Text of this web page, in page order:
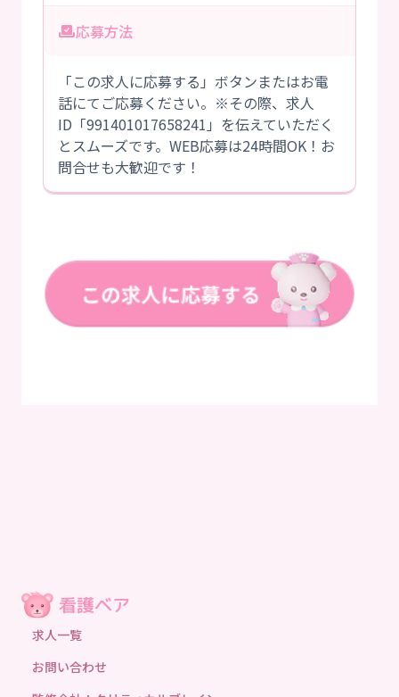
応募方法
「この求人に応募する」ボタンまたはお電
話にてご応募ください。※その際、求人
ID「991401017658241」を伝えていただく
とスムーズです。WEB応募は24時間OK！お
問合せも大歓迎です！
求人一覧
お問い合わせ